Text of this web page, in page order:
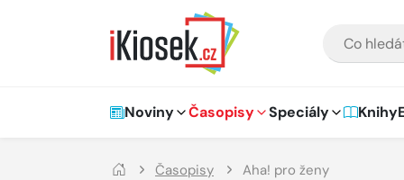
Hlavní navigace
Noviny Časopisy Speciály Knihy
Časopisy Aha! pro ženy